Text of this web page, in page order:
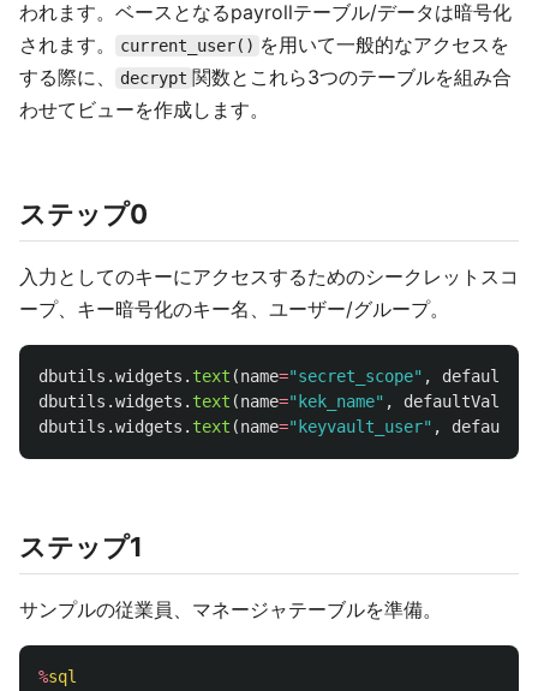
われます。ベースとなるpayrollテーブル/データは暗号化
されます。
current_user() を用いて一般的なアクセスを
する際に、
decrypt 関数とこれら3つのテーブルを組み合
わせてビューを作成します。
ステップ0
入力としてのキーにアクセスするためのシークレットスコ
ープ、キー暗号化のキー名、ユーザー/グループ。
dbutils .widgets . text (name="secret_scope" ,
dbutils .widgets . text (name=" kek_name" , defaultValue
dbutils .widgets . text (name=" keyvault_user" ,
ステップ1
サンプルの従業員、マネージャテーブルを準備。
%sql